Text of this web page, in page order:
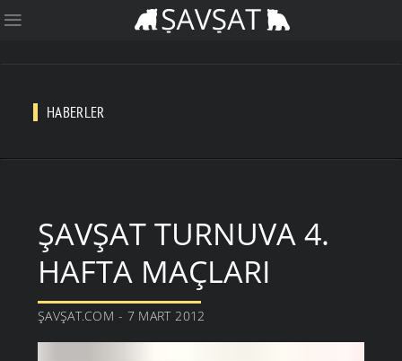
HABERLER
ŞAVŞAT TURNUVA 4.
HAFTA MAÇLARI
ŞAVŞAT.COM - 7 MART 2012